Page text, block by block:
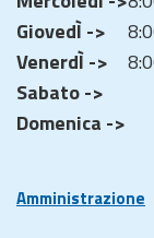
GiovedÌ ->
VenerdÌ ->
Sabato ->
Domenica ->
Amministrazione